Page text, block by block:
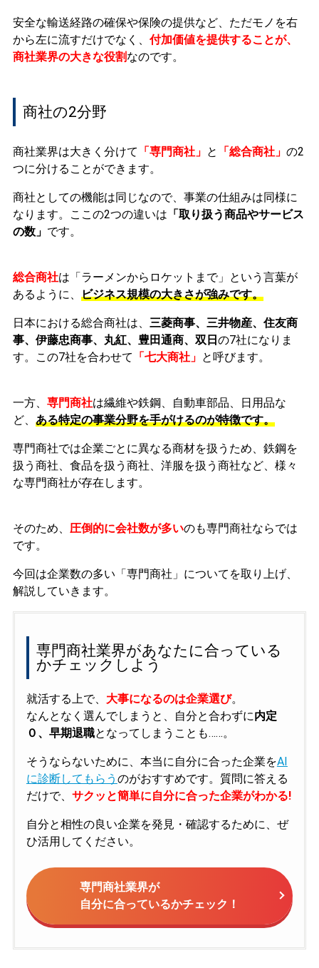
安全な輸送経路の確保や保険の提供など、ただモノを右
から左に流すだけでなく、 付加価値を提供することが、
商社業界の大きな役割なのです。
商社の2分野
商社業界は大きく分けて 「専門商社」 と 「総合商社」 の2
つに分けることができます。
商社としての機能は同じなので、事業の仕組みは同様に
なります。ここの2つの違いは 「取り扱う商品やサービス
の数」 です。
総合商社は「ラーメンからロケットまで」という言葉が
あるように、 ビジネス規模の大きさが強みです。
日本における総合商社は、 三菱商事、三井物産、住友商
事、伊藤忠商事、丸紅、豊田通商、双日 の7社になりま
す。この7社を合わせて 「七大商社」 と呼びます。
一方、 専門商社は繊維や鉄鋼、自動車部品、日用品な
ど、 ある特定の事業分野を手がけるのが特徴です。
専門商社では企業ごとに異なる商材を扱うため、鉄鋼を
扱う商社、食品を扱う商社、洋服を扱う商社など、様々
な専門商社が存在します。
そのため、 圧倒的に会社数が多いのも専門商社ならでは
です。
今回は企業数の多い「専門商社」についてを取り上げ、
解説していきます。
専門商社業界があなたに合っている
かチェックしよう
就活する上で、 大事になるのは企業選び。
なんとなく選んでしまうと、自分と合わずに内定
０、早期退職となってしまうことも……。
そうならないために、本当に自分に合った企業をAI
に診断してもらう のがおすすめです。質問に答える
だけで、 サクッと簡単に自分に合った企業がわかる!
自分と相性の良い企業を発見・確認するために、ぜ
ひ活用してください。
専門商社業界が
自分に合っているかチェック！